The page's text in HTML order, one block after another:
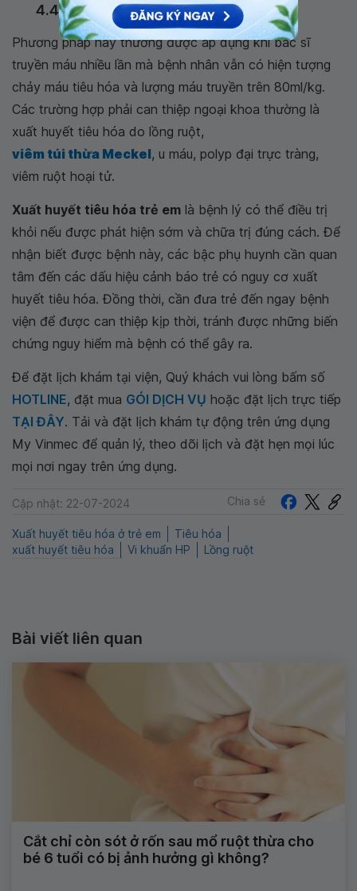
4.4. Can thiệp ngoại khoa
Phương pháp này thường được áp dụng khi bác sĩ
truyền máu nhiều lần mà bệnh nhân vẫn có hiện tượng
chảy máu tiêu hóa và lượng máu truyền trên 80ml/kg.
Các trường hợp phải can thiệp ngoại khoa thường là
xuất huyết tiêu hóa do lồng ruột,
viêm túi thừa Meckel, u máu, polyp đại trực tràng,
viêm ruột hoại tử.
Xuất huyết tiêu hóa trẻ em là bệnh lý có thể điều trị
khỏi nếu được phát hiện sớm và chữa trị đúng cách. Để
nhận biết được bệnh này, các bậc phụ huynh cần quan
tâm đến các dấu hiệu cảnh báo trẻ có nguy cơ xuất
huyết tiêu hóa. Đồng thời, cần đưa trẻ đến ngay bệnh
viện để được can thiệp kịp thời, tránh được những biến
chứng nguy hiểm mà bệnh có thể gây ra.
Để đặt lịch khám tại viện, Quý khách vui lòng bấm số
HOTLINE, đặt mua GÓI DỊCH VỤ hoặc đặt lịch trực tiếp
TẠI ĐÂY. Tải và đặt lịch khám tự động trên ứng dụng
My Vinmec để quản lý, theo dõi lịch và đặt hẹn mọi lúc
mọi nơi ngay trên ứng dụng.
Cập nhật: 22-07-2024 Chia sẻ
Xuất huyết tiêu hóa ở trẻ em
Tiêu hóa
xuất huyết tiêu hóa
Vi khuẩn HP Lồng ruột
Bài viết liên quan
Cắt chỉ còn sót ở rốn sau mổ ruột thừa cho
bé 6 tuổi có bị ảnh hưởng gì không?